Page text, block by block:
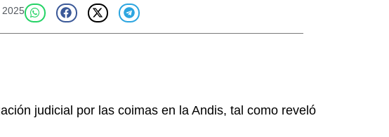
judicial por las coimas en la Andis, tal como reveló